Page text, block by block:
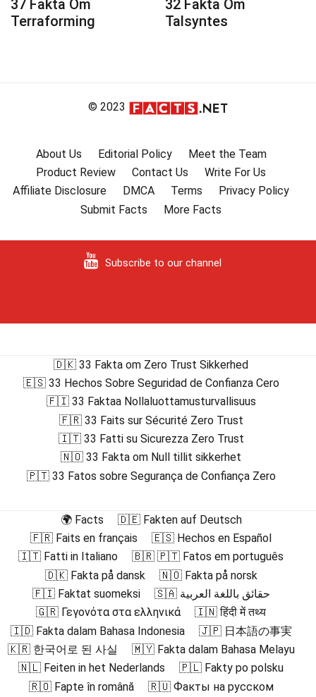
37 Fakta Om
Terraforming
32 Fakta Om
Talsyntes
© 2023
About Us Editorial Policy
Meet the Team
Product Review
Contact Us
Write For Us
Affiliate Disclosure
DMCA Terms
Privacy Policy
Submit Facts
More Facts
Subscribe to our channel
🇩🇰 33 Fakta om Zero Trust Sikkerhed
🇪🇸 33 Hechos Sobre Seguridad de Confianza Cero
🇫🇮 33 Faktaa Nollaluottamusturvallisuus
🇫🇷 33 Faits sur Sécurité Zero Trust
🇮🇹 33 Fatti su Sicurezza Zero Trust
🇳🇴 33 Fakta om Null tillit sikkerhet
🇵🇹 33 Fatos sobre Segurança de Confiança Zero
🌍 Facts
🇩🇪 Fakten auf Deutsch
🇫🇷 Faits en français
🇪🇸 Hechos en Español
🇮🇹 Fatti in Italiano
🇧🇷 🇵🇹 Fatos em português
🇩🇰 Fakta på dansk
🇳🇴 Fakta på norsk
🇫🇮 Faktat suomeksi
🇸🇦 حقائق باللغة العربية
🇬🇷 Γεγονότα στα ελληνικά
🇮🇳 हिंदी में तथ्य
🇮🇩 Fakta dalam Bahasa Indonesia
🇯🇵 日本語の事実
🇰🇷 한국어로 된 사실
🇲🇾 Fakta dalam Bahasa Melayu
🇳🇱 Feiten in het Nederlands
🇵🇱 Fakty po polsku
🇷🇴 Fapte în română
🇷🇺 Факты на русском